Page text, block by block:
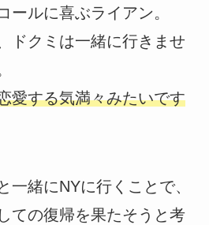
ールに喜ぶライアン。
ドクミは一緒に行きませ
愛する気満々みたいです
一緒にNYに行くことで、
ての復帰を果たそうと考